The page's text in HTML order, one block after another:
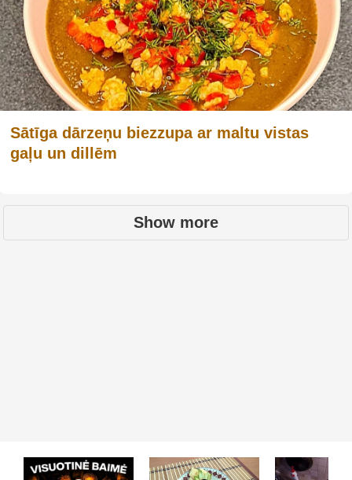
Sātīga dārzeņu biezzupa ar maltu vistas
gaļu un dillēm
Show more